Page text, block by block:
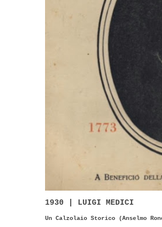
1930 | LUIGI MEDICI
Un Calzolaio Storico (Anselmo